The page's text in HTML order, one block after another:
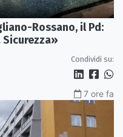
Rossano, il Pd:
Condividi su:
7 ore fa